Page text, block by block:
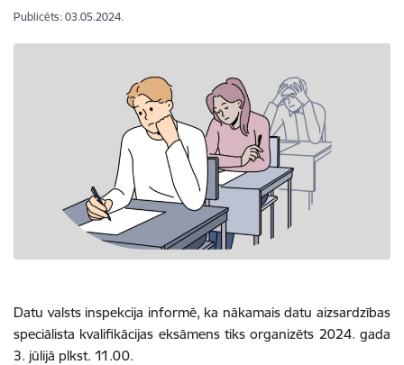
Publicēts: 03.05.2024.
Datu valsts inspekcija informē, ka nākamais datu aizsardzības
speciālista kvalifikācijas eksāmens tiks organizēts 2024. gada
3. jūlijā plkst. 11.00.